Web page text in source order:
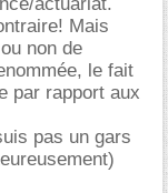
Mais
non de
le fait
par rapport aux
pas un gars